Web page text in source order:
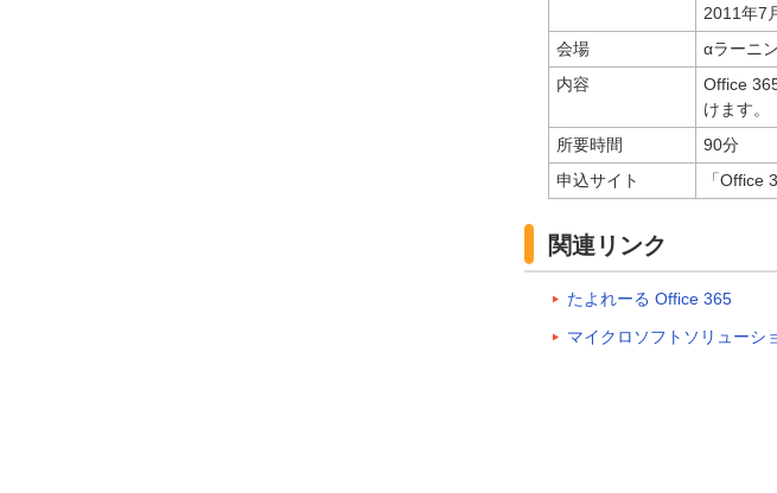
2011年7
会場
αラーニ
内容
Office
けます。
所要時間
90分
申込サイト
「Office
関連リンク
たよれーる Office 365
マイクロソフトソリューシ